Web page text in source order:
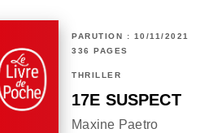
PARUTION : 10/11/2021
336 PAGES
THRILLER
17E SUSPECT
Maxine Paetro